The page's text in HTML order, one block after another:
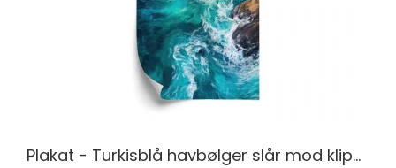
Plakat - Turkisblå havbølger slår mod klipperne